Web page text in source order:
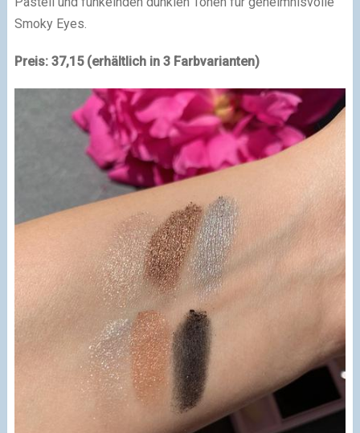
Smoky Eyes.
Preis: 37,15 (erhältlich in 3 Farbvarianten)